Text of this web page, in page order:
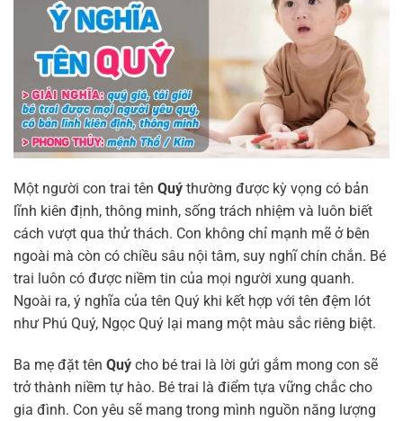
Một người con trai tên Quý thường được kỳ vọng có bản
lĩnh kiên định, thông minh, sống trách nhiệm và luôn biết
cách vượt qua thử thách. Con không chỉ mạnh mẽ ở bên
ngoài mà còn có chiều sâu nội tâm, suy nghĩ chín chắn. Bé
trai luôn có được niềm tin của mọi người xung quanh.
Ngoài ra, ý nghĩa của tên Quý khi kết hợp với tên đệm lót
như Phú Quý, Ngọc Quý lại mang một màu sắc riêng biệt.
Ba mẹ đặt tên Quý cho bé trai là lời gửi gắm mong con sẽ
trở thành niềm tự hào. Bé trai là điểm tựa vững chắc cho
gia đình. Con yêu sẽ mang trong mình nguồn năng lượng